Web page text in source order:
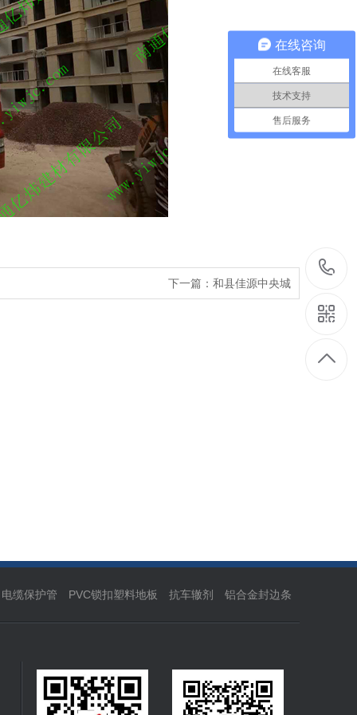
下一篇： 和县佳源中央城
缆保护管 PVC锁扣塑料地板 抗车辙剂 铝合金封边条
在线咨询
在线客服
技术支持
售后服务